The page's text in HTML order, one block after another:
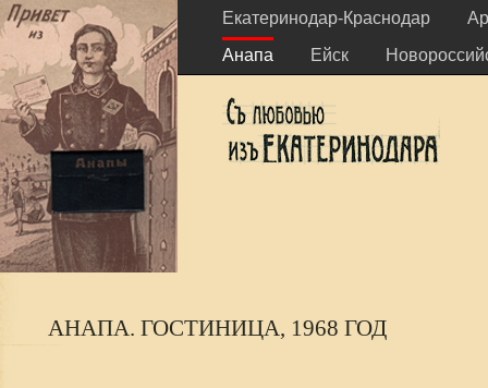
Екатеринодар-Краснодар
Анапа
Ейск
АНАПА. ГОСТИНИЦА, 1968 ГОД